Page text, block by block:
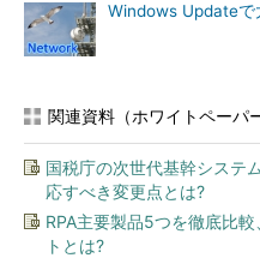
Windows Updateで
関連資料（ホワイトペーパー
国税庁の次世代基幹システ
応すべき変更点とは?
RPA主要製品5つを徹底比
トとは?